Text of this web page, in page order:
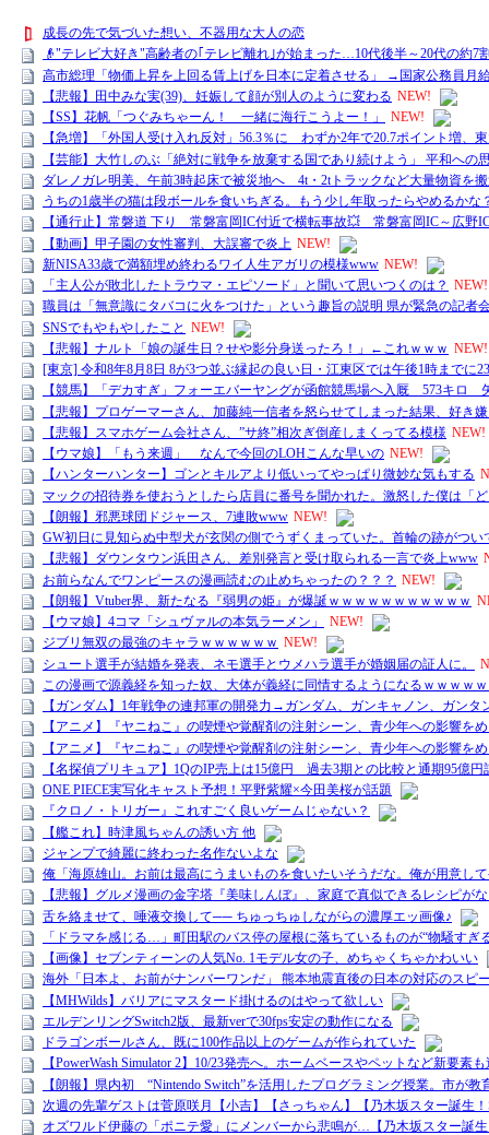
成長の先で気づいた想い、不器用な大人の恋
👴"テレビ大好き"高齢者の｢テレビ離れ｣が始まった…10代後半～20代の約7
高市総理「物価上昇を上回る賃上げを日本に定着させる」 →国家公務員月
【悲報】田中みな実(39)、妊娠して顔が別人のように変わる NEW!
【SS】花帆「つぐみちゃーん！ 一緒に海行こうよー！」
NEW!
【急増】「外国人受け入れ反対」56.3％に わずか2年で20.7ポイント増、
【芸能】大竹しのぶ「絶対に戦争を放棄する国であり続けよう」 平和への
ダレノガレ明美、午前3時起床で被災地へ 4t・2tトラックなど大量物資を
うちの1歳半の猫は段ボールを食いちぎる。もう少し年取ったらやめるか
【通行止】常磐道 下り 常磐富岡IC付近で横転事故💥 常磐富岡IC～広野
【動画】甲子園の女性審判、大誤審で炎上 NEW!
新NISA33歳で満額埋め終わるワイ人生アガリの模様www NEW!
「主人公が敗北したトラウマ・エピソード」と聞いて思いつくのは？ NEW!
職員は「無意識にタバコに火をつけた」という趣旨の説明 県が緊急の記者
SNSでもやもやしたこと NEW!
【悲報】ナルト「娘の誕生日？せや影分身送ったろ！」←これｗｗｗ NEW!
[東京] 令和8年8月8日 8が3つ並ぶ縁起の良い日・江東区では午後1時までに
【競馬】「デカすぎ」フォーエバーヤングが函館競馬場へ入厩 573キロ
【悲報】プロゲーマーさん、加藤純一信者を怒らせてしまった結果、好き
【悲報】スマホゲーム会社さん、”サ終”相次ぎ倒産しまくってる模様 NEW!
【ウマ娘】「もう来週」 なんで今回のLOHこんな早いの NEW!
【ハンターハンター】ゴンとキルアより低いってやっぱり微妙な気もする
マックの招待券を使おうとしたら店員に番号を聞かれた。激怒した僕は
【朗報】邪悪球団ドジャース、7連敗www NEW!
GW初日に見知らぬ中型犬が玄関の側でうずくまっていた。首輪の跡がつ
【悲報】ダウンタウン浜田さん、差別発言と受け取られる一言で炎上www
お前らなんでワンピースの漫画読むの止めちゃったの？？？ NEW!
【朗報】Vtuber界、新たなる『弱男の姫』が爆誕ｗｗｗｗｗｗｗｗｗｗｗ
【ウマ娘】4コマ「シュヴァルの本気ラーメン」
NEW!
ジブリ無双の最強のキャラｗｗｗｗｗｗ NEW!
シュート選手が結婚を発表、ネモ選手とウメハラ選手が婚姻届の証人に。
この漫画で源義経を知った奴、大体が義経に同情するようになるｗｗｗｗ
【ガンダム】1年戦争の連邦軍の開発力→ガンダム、ガンキャノン、ガンタ
【アニメ】『ヤニねこ』の喫煙や覚醒剤の注射シーン、青少年への影響
【アニメ】『ヤニねこ』の喫煙や覚醒剤の注射シーン、青少年への影響
【名探偵プリキュア】1QのIP売上は15億円 過去3期との比較と通期95億円
ONE PIECE実写化キャスト予想！平野紫耀×今田美桜が話題
『クロノ・トリガー』これすごく良いゲームじゃない？
【艦これ】時津風ちゃんの誘い方 他
ジャンプで綺麗に終わった名作ないよな
俺「海原雄山。お前は最高にうまいものを食いたいそうだな。俺が用意し
【悲報】グルメ漫画の金字塔『美味しんぼ』、家庭で真似できるレシピが
舌を絡ませて、唾液交換して── ちゅっちゅしながらの濃厚エッ画像♪
「ドラマを感じる…」町田駅のバス停の屋根に落ちているものが“物騒すぎ
【画像】セブンティーンの人気No. 1モデル女の子、めちゃくちゃかわいい
海外「日本よ、お前がナンバーワンだ」 熊本地震直後の日本の対応のスピ
【MHWilds】バリアにマスタード掛けるのはやって欲しい
エルデンリングSwitch2版、最新verで30fps安定の動作になる
ドラゴンボールさん、既に100作品以上のゲームが作られていた
【PowerWash Simulator 2】10/23発売へ。ホームベースやペットなど新要
【朗報】県内初 “Nintendo Switch”を活用したプログラミング授業。市が教
次週の先輩ゲストは菅原咲月【小吉】【さっちゃん】【乃木坂スター誕生
オズワルド伊藤の「ポニテ愛」にメンバーから悲鳴が…【乃木坂スター誕